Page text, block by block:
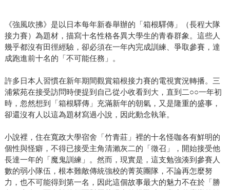
《強風吹拂》是以日本每年新春舉辦的「箱根驛傳」（長程大隊
接力賽）為題材，描寫十名性格各異大學生的青春群象。這些人
幾乎都沒有田徑經驗，卻必須在一年內完成訓練、爭取參賽，達
成跑進前十名的「不可能任務」。
許多日本人習慣在新年期間觀賞箱根接力賽的電視實況轉播。三
浦紫苑在接受訪問時便提到自己從小收看到大，直到二○○一年初
時，忽然想到「箱根驛傳」充滿新年的朝氣，又是隆重的盛事，
卻還沒有人以這為題材寫過小說，因此動念執筆。
小說裡，住在寬政大學宿舍「竹青莊」裡的十名怪咖各有鮮明的
個性與怪癖，不得已接受主角清瀨灰二的「徵召」，開始接受他
長達一年的「魔鬼訓練」。然而，現實是，這支勉強湊到參賽人
數的弱小隊伍，根本難敵傳統強校的菁英團隊，不論再怎麼努
力，也不可能得到第一名，因此這個故事最大的魅力不在於「勝